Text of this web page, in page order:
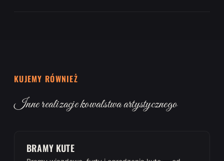
KUJEMY RÓWNIEŻ
Inne realizacje kowalstwa artystycznego
BRAMY KUTE